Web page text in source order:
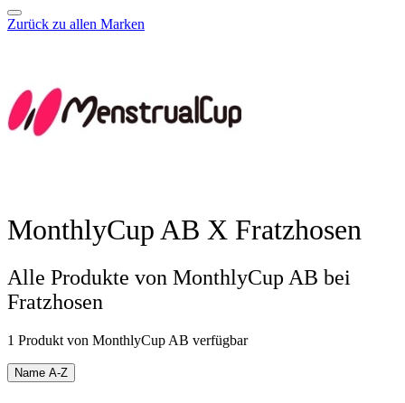
Zurück zu allen Marken
MonthlyCup AB X Fratzhosen
Alle Produkte von MonthlyCup AB bei
Fratzhosen
1 Produkt von MonthlyCup AB verfügbar
Name A-Z